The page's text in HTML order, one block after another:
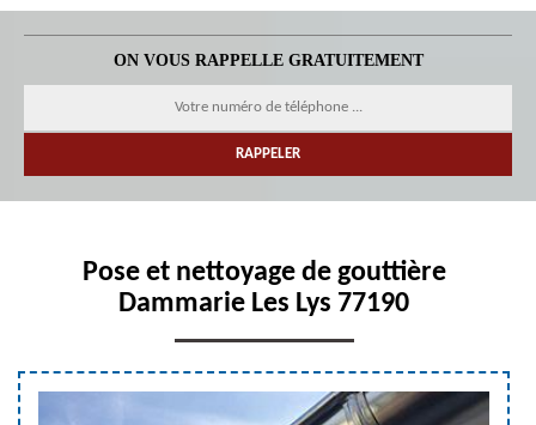
ON VOUS RAPPELLE GRATUITEMENT
Pose et nettoyage de gouttière
Dammarie Les Lys 77190